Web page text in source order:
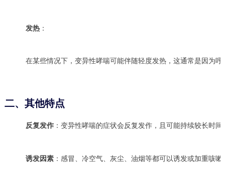
发热 ：
在某些情况下，变异性哮喘可能伴随轻度发热，这通常是因为
二、其他特点
反复发作 ：变异性哮喘的症状会反复发作，且可能持续较长时间
诱发因素 ：感冒、冷空气、灰尘、油烟等都可以诱发或加重咳嗽